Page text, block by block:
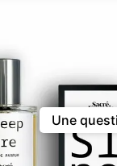
Une